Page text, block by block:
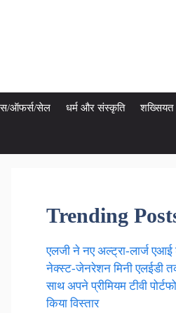
ऑफर्स/सेल धर्म और संस्कृति शख्सियत
Trending
एलजी ने नए अल्ट्रा-लार्ज एआई
नेक्स्ट-जेनरेशन मिनी एलईडी
साथ अपने प्रीमियम टीवी
किया विस्तार